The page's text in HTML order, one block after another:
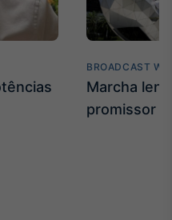
BROADCAST
Marcha
promissor